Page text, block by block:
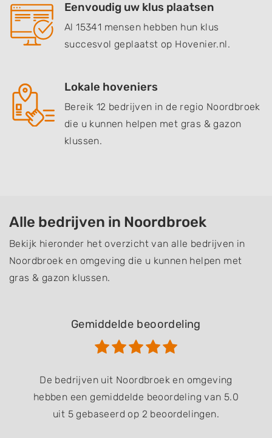
Eenvoudig uw klus plaatsen
Al 15341 mensen hebben hun klus
succesvol geplaatst op Hovenier.nl.
Lokale hoveniers
Bereik 12 bedrijven in de regio Noordbroek
die u kunnen helpen met gras & gazon
klussen.
Alle bedrijven in Noordbroek
Bekijk hieronder het overzicht van alle bedrijven in
Noordbroek en omgeving die u kunnen helpen met
gras & gazon klussen.
Gemiddelde beoordeling
De bedrijven uit Noordbroek en omgeving
hebben een gemiddelde beoordeling van 5.0
uit 5 gebaseerd op 2 beoordelingen.